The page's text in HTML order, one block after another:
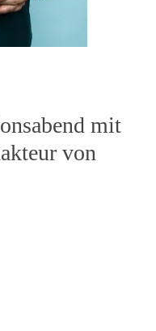
mit
von